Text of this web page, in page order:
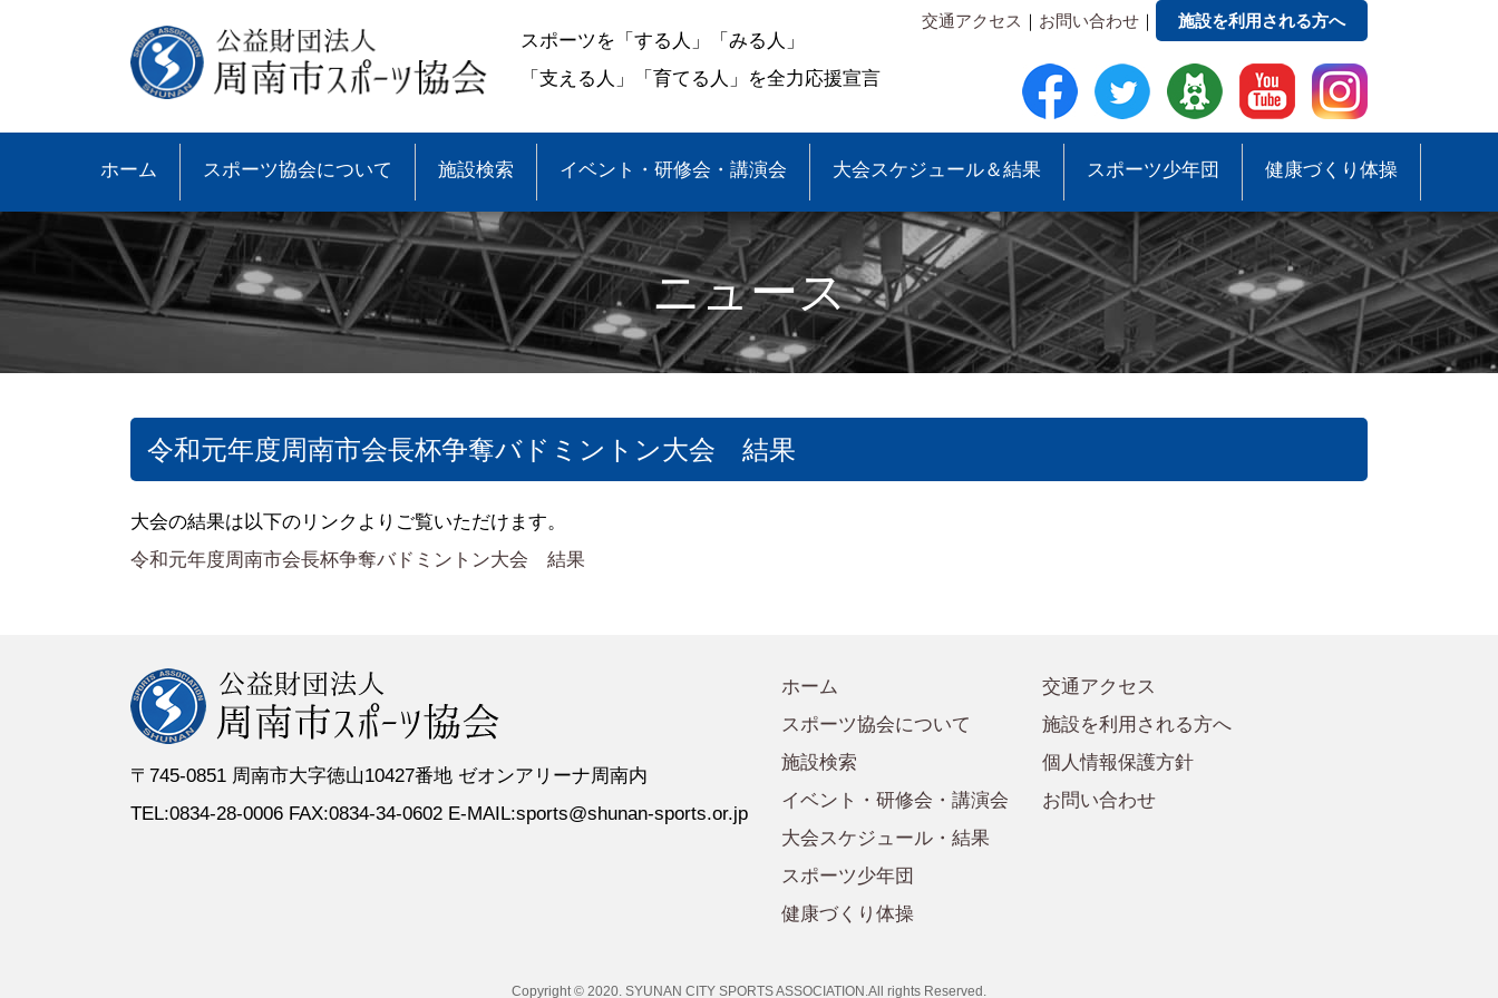
スポーツを「する人」「みる人」
「支える人」「育てる人」を全力応援宣言
交通アクセス ｜ お問い合わせ ｜ 施設を利用される方へ
ホーム スポーツ協会について
●諸規則
●専門委員会規程
●特別委員会運営規程
●事業報告
●事務局への質問・お問合せ
施設検索 イベント・研修会・講演会 大会スケジュール＆結果
●大会情報＆結果
スポーツ少年団
●スポーツ少年団とは
●登録スポーツ少年団
●スポーツ少年団大会情報
●スポーツ少年団諸規定
●各種申請・報告書 ●スポーツ少年団助成事業
健康づくり体操
ニュース
令和元年度周南市会長杯争奪バドミントン大会 結果
大会の結果は以下のリンクよりご覧いただけます。
令和元年度周南市会長杯争奪バドミントン大会 結果
〒745-0851 周南市大字徳山10427番地 ゼオンアリーナ周南内
TEL:0834-28-0006 FAX:0834-34-0602 E-MAIL:sports@shunan-sports.or.jp
ホーム
スポーツ協会について
施設検索
イベント・研修会・講演会
大会スケジュール・結果
スポーツ少年団
健康づくり体操
交通アクセス
施設を利用される方へ
個人情報保護方針
お問い合わせ
Copyright © 2020. SYUNAN CITY SPORTS ASSOCIATION.All rights Reserved.